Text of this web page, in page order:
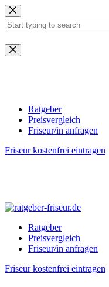
Zum
Inhalt
springen
Keine
Ergebnisse
Ratgeber
Preisvergleich
Friseur/in anfragen
Friseur kostenfrei eintragen
Ratgeber
Preisvergleich
Friseur/in anfragen
Friseur kostenfrei eintragen